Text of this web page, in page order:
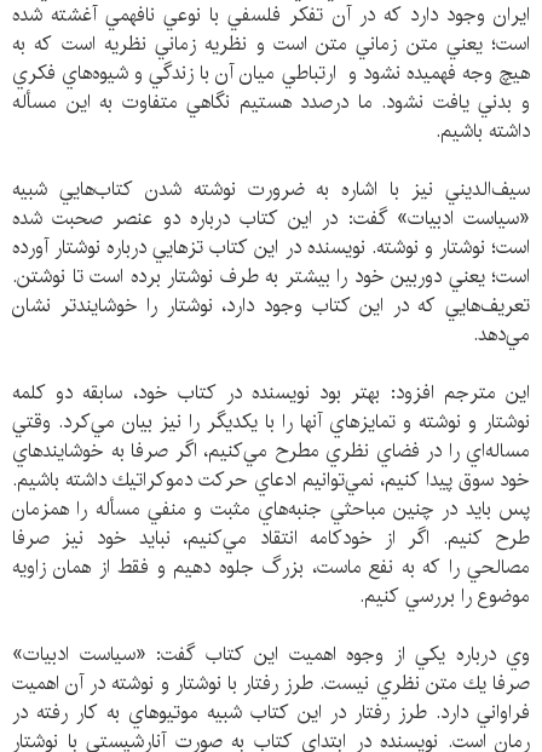
ايران وجود دارد كه در آن تفكر فلسفي با نوعي نافهمي آغشته شده
است؛ يعني متن زماني متن است و نظريه زماني نظريه است كه به
هيچ وجه فهميده نشود و ارتباطي ميان آن با زندگي و شيوه‌هاي فكري
و بدني يافت نشود. ما درصدد هستيم نگاهي متفاوت به اين مسأله
داشته باشيم.
سيف‌الديني نیز با اشاره به ضرورت نوشته شدن كتاب‌هايي شبيه
«سياست ادبيات» گفت: در اين كتاب درباره دو عنصر صحبت شده
است؛ نوشتار و نوشته. نويسنده در اين كتاب تزهايي درباره نوشتار آورده
است؛ يعني دوربين خود را بيشتر به طرف نوشتار برده است تا نوشتن.
تعريف‌هايي كه در اين كتاب وجود دارد، نوشتار را خوشايندتر نشان
مي‌دهد.
اين مترجم افزود: بهتر بود نويسنده در كتاب خود، سابقه دو كلمه
نوشتار و نوشته و تمايزهاي آنها را با يكديگر را نیز بيان مي‌كرد. وقتي
مساله‌اي را در فضاي نظري مطرح مي‌كنيم، اگر صرفا به خوشايندهاي
خود سوق پيدا كنيم، نمي‌توانيم ادعاي حركت دموكراتيك داشته باشيم.
پس بايد در چنين مباحثي جنبه‌هاي مثبت و منفي مسأله را همزمان
طرح كنيم. اگر از خودكامه انتقاد مي‌كنيم، نبايد خود نيز صرفا
مصالحي را كه به نفع ماست، بزرگ جلوه دهيم و فقط از همان زاويه
موضوع را بررسي كنيم.
وي درباره يكي از وجوه اهميت اين كتاب گفت: «سیاست ادبیات»
صرفا يك متن نظري نيست. طرز رفتار با نوشتار و نوشته در آن اهميت
فراواني دارد. طرز رفتار در اين كتاب شبيه موتيوهاي به كار رفته در
رمان است. نويسنده در ابتداي كتاب به صورت آنارشيستي با نوشتار